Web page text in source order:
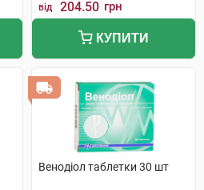
від 204.50 грн
КУПИТИ
Венодіол таблетки 30 шт